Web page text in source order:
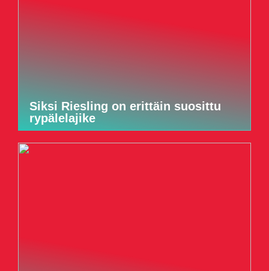
Siksi Riesling on erittäin suosittu
rypälelajike